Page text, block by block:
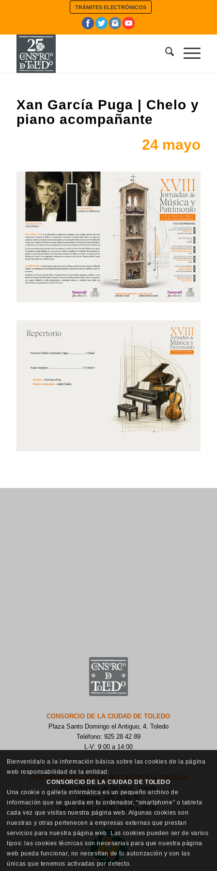
TRÁMITES ELECTRÓNICOS
Xan García Puga | Chelo y
piano acompañante
24 mayo
CONSORCIO DE LA CIUDAD DE TOLEDO
Plaza Santo Domingo el Antiguo, 4. Toledo
Teléfono: 925 28 42 89
L-V: 9:00 a 14:00
CENTRO DE GESTIÓN DE RECURSOS CULTURALES
Plaza Amador de los Ríos, Toledo
Teléfono: 925 25 30 80
M-S: 10:00 a 14:00, 16:00 a 20:00
Bienvenida/o a la información básica sobre las cookies de la página
web responsabilidad de la entidad:
CONSORCIO DE LA CIUDAD DE TOLEDO
Una cookie o galleta informática es un pequeño archivo de
información que se guarda en tu ordenador, “smartphone” o tableta
cada vez que visitas nuestra página web. Algunas cookies son
nuestras y otras pertenecen a empresas externas que prestan
servicios para nuestra página web. Las cookies pueden ser de varios
tipos: las cookies técnicas son necesarias para que nuestra página
web pueda funcionar, no necesitan de tu autorización y son las
únicas que tenemos activadas por defecto.